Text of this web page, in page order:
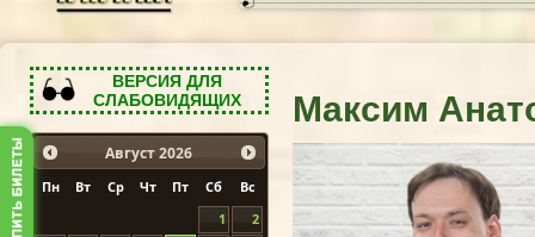
ВЕРСИЯ ДЛЯ
СЛАБОВИДЯЩИХ
Август 2026
Пн Вт Ср Чт Пт Сб
Вс
1
2
Максим